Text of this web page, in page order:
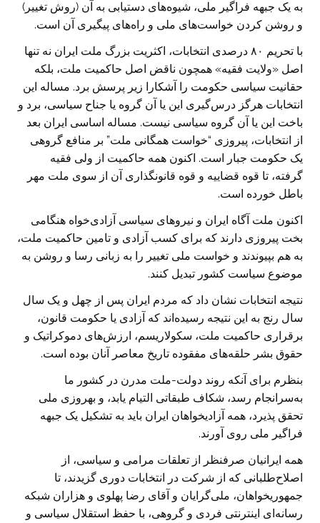
به یک جبهه فراگیر ملی، شیوه‌های دستیابی به آن (روش ‏تغییر)
و روشن کردن خواست‌های ملی و راه‌های پیگیری آن است.
با تحریم ۸۰ درصدی انتخابات، اکثریت بزرگ ملت ایران نه تنها
اصل «ولایت فقیه» همچون ناقض اصل حاکمیت ‏ملت، بلکه
حقانیت سیاسی حکومت را آشکارا زیر پرسش برد. مساله این
انتخابات هرگز درس‌گیری این یا آن گروه یا ‏جناح سیاسی، برد و
باخت این یا آن گروه سیاسی نیست. مساله اساسی ایران بعد
از انتخابات، پیروزی “خواست ‏همگانی ملت” بر منافع گروهی
یک حکومت جبار است. اکنون همه حاکمیت از ولی فقیه
گرفته، تا قوه قضاییه و قوه ‏قانونگذاری آن از سوی ملت مهر
باطل خورده است.
اکنون ملت آگاه ایران و نیروهای سیاسی آزادی‌خواه هنگامی
بخت پیروزی دارند که برای کسب آزادی و تامین حاکمیت ‏ملت،
به هم بپیوندند و خواست ملی تغییر را به زبانی رسا و روشن به
موضوع سیاست کشور تبدیل کنند.
نتیجه انتخابات نشان داد که مردم ایران پس از چهل و یک سال
سال رنج به این نتیجه رسیده‌اند که آزادی یا حکومت ‏قانون،
برقراری حاکمیت ملت، سکولاریسم، ارزش‌های دموکراتیک و
حقوق بشر حلقه‌های مفقوده تاریخ معاصر آنان ‏بوده است.
بنظرم برای آنکه روند دولت-ملت مدرن در کشور ما
به‌سرانجام رسد، شکاف طبقاتی التیام یابد، و بهروزی ملی
تحقق ‏پذیرد، همه آزادیخواهان ایران باید به تشکیل یک جبهه
فراگیر ملی روی آورند.
همه ایرانیان صرفنظر از تعلقات مرامی و سیاسی، از
اصلاح‌طلبانی که از شرکت در انتخابات دوری گزیدند، تا
‏جمهوریخواهان، ملی‌گرایان و آقای رضا پهلوی و هزاران شبکه
رسانه‌ای اینترنتی فردی و گروهی، با حفظ استقلال ‏سیاسی و